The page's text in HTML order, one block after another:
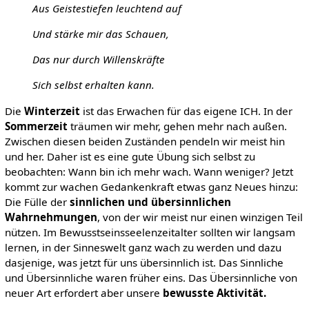
Aus Geistestiefen leuchtend auf
Und stärke mir das Schauen,
Das nur durch Willenskräfte
Sich selbst erhalten kann.
Die Winterzeitist das Erwachen für das eigene ICH. In der
Sommerzeitträumen wir mehr, gehen mehr nach außen.
Zwischen diesen beiden Zuständen pendeln wir meist hin
und her. Daher ist es eine gute Übung sich selbst zu
beobachten: Wann bin ich mehr wach. Wann weniger? Jetzt
kommt zur wachen Gedankenkraft etwas ganz Neues hinzu:
Die Fülle der sinnlichen und übersinnlichen
Wahrnehmungen, von der wir meist nur einen winzigen Teil
nützen. Im Bewusstseinsseelenzeitalter sollten wir langsam
lernen, in der Sinneswelt ganz wach zu werden und dazu
dasjenige, was jetzt für uns übersinnlich ist. Das Sinnliche
und Übersinnliche waren früher eins. Das Übersinnliche von
neuer Art erfordert aber unsere bewusste Aktivität.